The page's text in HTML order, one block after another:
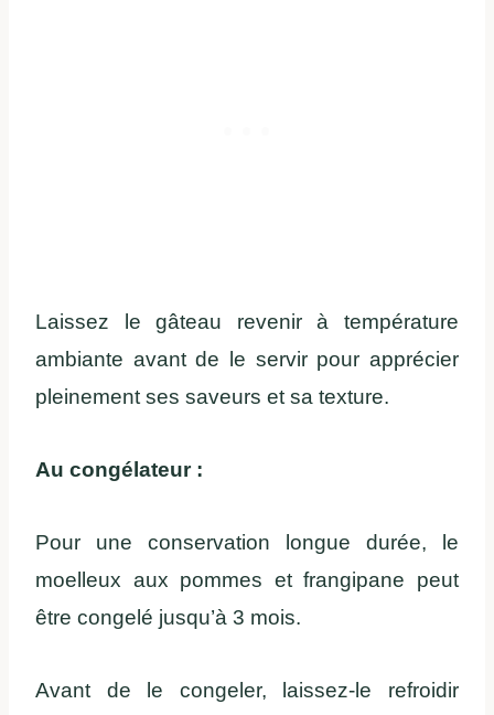
Laissez le gâteau revenir à température
ambiante avant de le servir pour apprécier
pleinement ses saveurs et sa texture.
Au congélateur :
Pour une conservation longue durée, le
moelleux aux pommes et frangipane peut
être congelé jusqu’à 3 mois.
Avant de le congeler, laissez-le refroidir